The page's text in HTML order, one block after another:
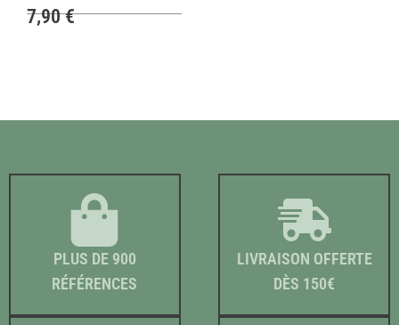
7,90€
PLUS DE 900
RÉFÉRENCES
LIVRAISON OFFERTE
DÈS 150€